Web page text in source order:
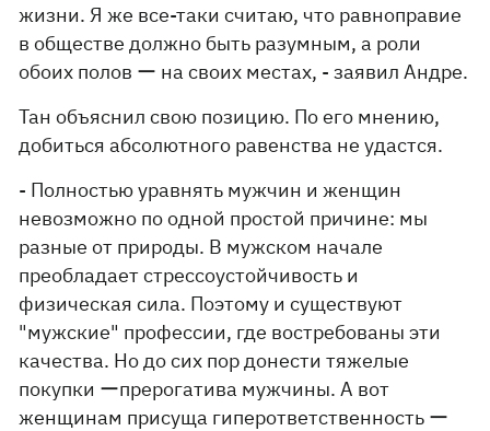
жизни. Я же все-таки считаю, что равноправие
в обществе должно быть разумным, а роли
обоих полов ー на своих местах, - заявил Андре.
Тан объяснил свою позицию. По его мнению,
добиться абсолютного равенства не удастся.
- Полностью уравнять мужчин и женщин
невозможно по одной простой причине: мы
разные от природы. В мужском начале
преобладает стрессоустойчивость и
физическая сила. Поэтому и существуют
"мужские" профессии, где востребованы эти
качества. Но до сих пор донести тяжелые
покупки ーпрерогатива мужчины. А вот
женщинам присуща гиперответственность ー